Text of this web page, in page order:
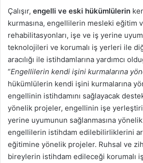
Çalışır, engelli ve eski hükümlülerin
kurmasına, engellilerin mesleki eğitim
rehabilitasyonları, işe ve iş yerine
teknolojileri ve korumalı iş yerleri ile
aracılığı ile istihdamlarına yardımcı
“Engellilerin kendi işini kurmalarına
hükümlülerin kendi işini kurmalarına
engellinin istihdamını sağlayacak
yönelik projeler, engellinin işe
yerine uyumunun sağlanmasına
engellilerin istihdam edilebilirliklerini
eğitimine yönelik projeler. Ruhsal ve
bireylerin istihdam edileceği korumalı